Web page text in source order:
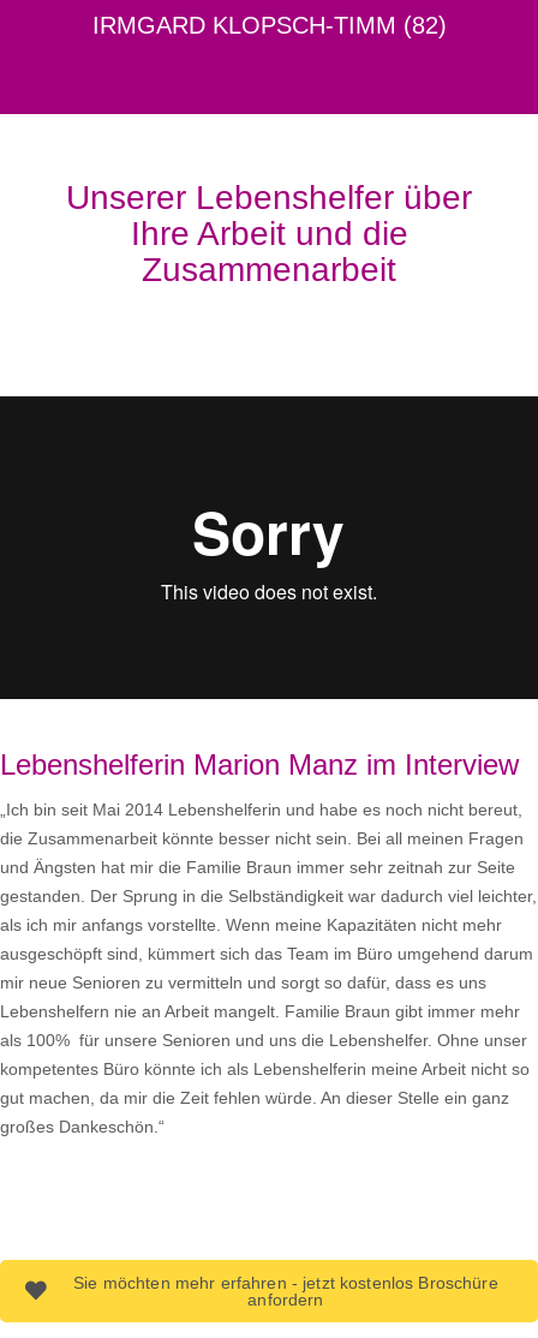
IRMGARD KLOPSCH-TIMM (82)
Unserer Lebenshelfer über
Ihre Arbeit und die
Zusammenarbeit
Lebenshelferin Marion Manz im Interview
„Ich bin seit Mai 2014 Lebenshelferin und habe es noch nicht bereut,
die Zusammenarbeit könnte besser nicht sein. Bei all meinen Fragen
und Ängsten hat mir die Familie Braun immer sehr zeitnah zur Seite
gestanden. Der Sprung in die Selbständigkeit war dadurch viel leichter,
als ich mir anfangs vorstellte. Wenn meine Kapazitäten nicht mehr
ausgeschöpft sind, kümmert sich das Team im Büro umgehend darum
mir neue Senioren zu vermitteln und sorgt so dafür, dass es uns
Lebenshelfern nie an Arbeit mangelt. Familie Braun gibt immer mehr
als 100% für unsere Senioren und uns die Lebenshelfer. Ohne unser
kompetentes Büro könnte ich als Lebenshelferin meine Arbeit nicht so
gut machen, da mir die Zeit fehlen würde. An dieser Stelle ein ganz
großes Dankeschön.“
Sie möchten mehr erfahren - jetzt kostenlos Broschüre
anfordern